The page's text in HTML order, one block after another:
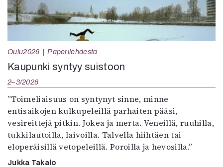
Oulu2026 Paperilehdestä
Kaupunki syntyy suistoon
2–3/2026
”Toimeliaisuus on syntynyt sinne, minne
entisaikojen kulkupeleillä parhaiten pääsi,
vesireittejä pitkin. Jokea ja merta. Veneillä, ruuhilla,
tukkilautoilla, laivoilla. Talvella hiihtäen tai
eloperäisillä vetopeleillä. Poroilla ja hevosilla.”
Jukka Takalo